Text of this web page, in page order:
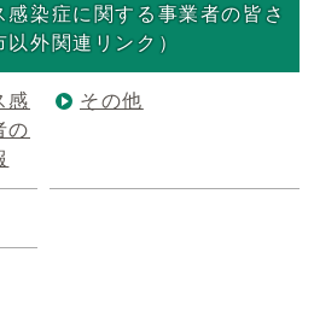
染症に関する事業者の皆さ
外関連リンク）
感
の
その他